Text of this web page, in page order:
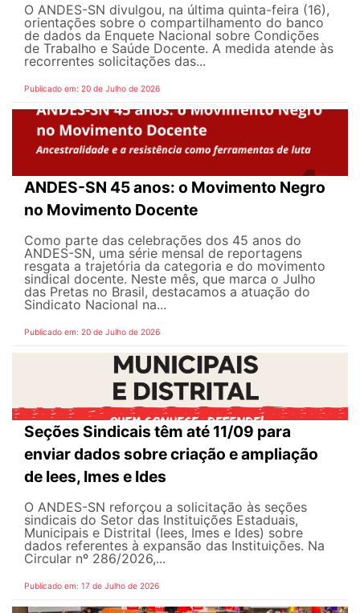
O ANDES-SN divulgou, na última quinta-feira (16),
orientações sobre o compartilhamento do banco
de dados da Enquete Nacional sobre Condições
de Trabalho e Saúde Docente. A medida atende às
recorrentes solicitações das...
Publicado em: 20 de Julho de 2026
ANDES-SN 45 anos: o Movimento Negro
no Movimento Docente
Como parte das celebrações dos 45 anos do
ANDES-SN, uma série mensal de reportagens
resgata a trajetória da categoria e do movimento
sindical docente. Neste mês, que marca o Julho
das Pretas no Brasil, destacamos a atuação do
Sindicato Nacional na...
Publicado em: 20 de Julho de 2026
Seções Sindicais têm até 11/09 para
enviar dados sobre criação e ampliação
de Iees, Imes e Ides
O ANDES-SN reforçou a solicitação às seções
sindicais do Setor das Instituições Estaduais,
Municipais e Distrital (Iees, Imes e Ides) sobre
dados referentes à expansão das Instituições. Na
Circular nº 286/2026,...
Publicado em: 17 de Julho de 2026